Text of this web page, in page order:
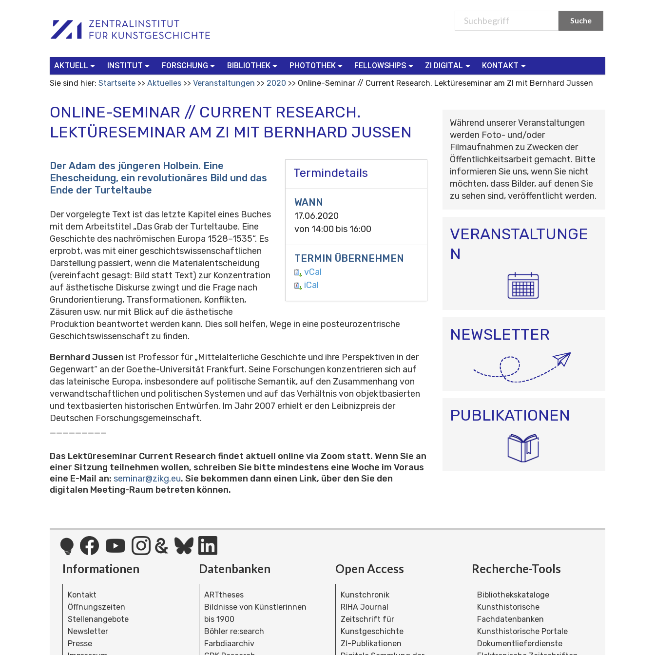
Werkzeuge
Search…
AKTUELL INSTITUT FORSCHUNG BIBLIOTHEK PHOTOTHEK FELLOWSHIPS ZI DIGITAL
KONTAKT
Sie sind hier: Startseite Aktuelles Veranstaltungen 2020 Online-Seminar // Current Research. Lektüreseminar am ZI mit Bernhard Jussen
ONLINE-SEMINAR // CURRENT RESEARCH.
LEKTÜRESEMINAR AM ZI MIT BERNHARD JUSSEN
Termindetails
WANN
17.06.2020
von 14:00 bis 16:00
TERMIN ÜBERNEHMEN
vCal
iCal
Der Adam des jüngeren Holbein. Eine
Ehescheidung, ein revolutionäres Bild und das
Ende der Turteltaube
Der vorgelegte Text ist das letzte Kapitel eines Buches
mit dem Arbeitstitel „Das Grab der Turteltaube. Eine
Geschichte des nachrömischen Europa 1528–1535“. Es
erprobt, was mit einer geschichtswissenschaftlichen
Darstellung passiert, wenn die Materialentscheidung
(vereinfacht gesagt: Bild statt Text) zur Konzentration
auf ästhetische Diskurse zwingt und die Frage nach
Grundorientierung, Transformationen, Konflikten,
Zäsuren usw. nur mit Blick auf die ästhetische
Produktion beantwortet werden kann. Dies soll helfen, Wege in eine posteurozentrische
Geschichtswissenschaft zu finden.
Bernhard Jussen ist Professor für „Mittelalterliche Geschichte und ihre Perspektiven in der
Gegenwart“ an der Goethe-Universität Frankfurt. Seine Forschungen konzentrieren sich auf
das lateinische Europa, insbesondere auf politische Semantik, auf den Zusammenhang von
verwandtschaftlichen und politischen Systemen und auf das Verhältnis von objektbasierten
und textbasierten historischen Entwürfen. Im Jahr 2007 erhielt er den Leibnizpreis der
Deutschen Forschungsgemeinschaft.
_________
Das Lektüreseminar Current Research findet aktuell online via Zoom statt. Wenn Sie an
einer Sitzung teilnehmen wollen, schreiben Sie bitte mindestens eine Woche im Voraus
eine E-Mail an: seminar@zikg.eu. Sie bekommen dann einen Link, über den Sie den
digitalen Meeting-Raum betreten können.
Während unserer Veranstaltungen
werden Foto- und/oder
Filmaufnahmen zu Zwecken der
Öffentlichkeitsarbeit gemacht. Bitte
informieren Sie uns, wenn Sie nicht
möchten, dass Bilder, auf denen Sie
zu sehen sind, veröffentlicht werden.
VERANSTALTUNGE
N
NEWSLETTER
PUBLIKATIONEN
Informationen
Kontakt
Öffnungszeiten
Stellenangebote
Newsletter
Presse
Datenbanken
ARTtheses
Bildnisse von Künstlerinnen
bis 1900
Böhler re:search
Farbdiaarchiv
Open Access
Kunstchronik
RIHA Journal
Zeitschrift für
Kunstgeschichte
ZI-Publikationen
Recherche-Tools
Bibliothekskataloge
Kunsthistorische
Fachdatenbanken
Kunsthistorische Portale
Dokumentlieferdienste